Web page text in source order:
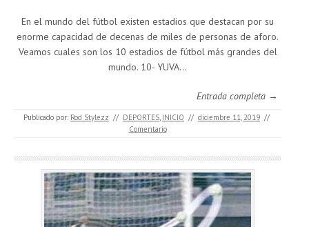
En el mundo del fútbol existen estadios que destacan por su
enorme capacidad de decenas de miles de personas de aforo.
Veamos cuales son los 10 estadios de fútbol más grandes del
mundo. 10- YUVA…
Entrada completa →
Publicado por: Rod Stylezz // DEPORTES, INICIO // diciembre 11, 2019 //
Comentario